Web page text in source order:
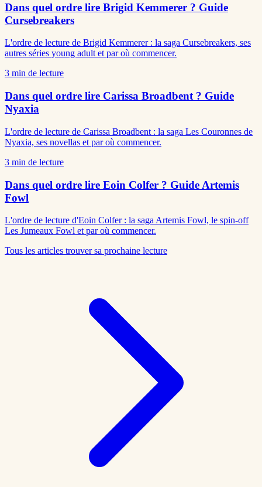
Dans quel ordre lire Brigid Kemmerer ? Guide
Cursebreakers
L'ordre de lecture de Brigid Kemmerer : la saga Cursebreakers, ses
autres séries young adult et par où commencer.
3 min de lecture
Dans quel ordre lire Carissa Broadbent ? Guide
Nyaxia
L'ordre de lecture de Carissa Broadbent : la saga Les Couronnes de
Nyaxia, ses novellas et par où commencer.
3 min de lecture
Dans quel ordre lire Eoin Colfer ? Guide Artemis
Fowl
L'ordre de lecture d'Eoin Colfer : la saga Artemis Fowl, le spin-off
Les Jumeaux Fowl et par où commencer.
Tous les articles trouver sa prochaine lecture